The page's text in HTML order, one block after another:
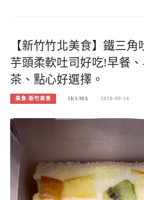
【新竹竹北美食】鐵三角
芋頭柔軟吐司好吃!早餐
茶、點心好選擇。
美食-新竹美食 IKUMA 2018-09-14